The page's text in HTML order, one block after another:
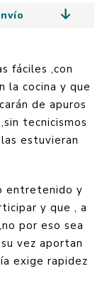
fáciles ,con
la cocina y que
de apuros
tecnicismos
estuvieran
entretenido y
y que , a
por eso sea
vez aportan
exige rapidez